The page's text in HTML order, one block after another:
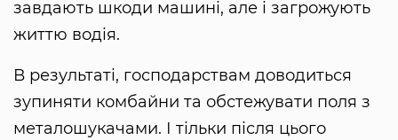
завдають шкоди машині, але і загрожують
життю водія.
В результаті, господарствам доводиться
зупиняти комбайни та обстежувати поля з
металошукачами. І тільки після цього